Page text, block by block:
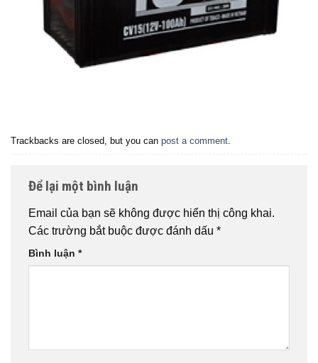
Trackbacks are closed, but you can post a comment.
Để lại một bình luận
Email của bạn sẽ không được hiển thị công khai.
Các trường bắt buộc được đánh dấu *
Bình luận *